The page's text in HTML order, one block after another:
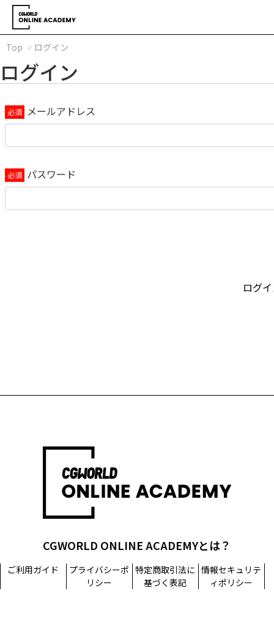
Top ログイン
ログイン
メールアドレス
パスワード
ログ
CGWORLD ONLINE ACADEMYとは？
ご利用ガイド
プライバシーポ
リシー
特定商取引法に
基づく表記
情報セキュリテ
ィポリシー